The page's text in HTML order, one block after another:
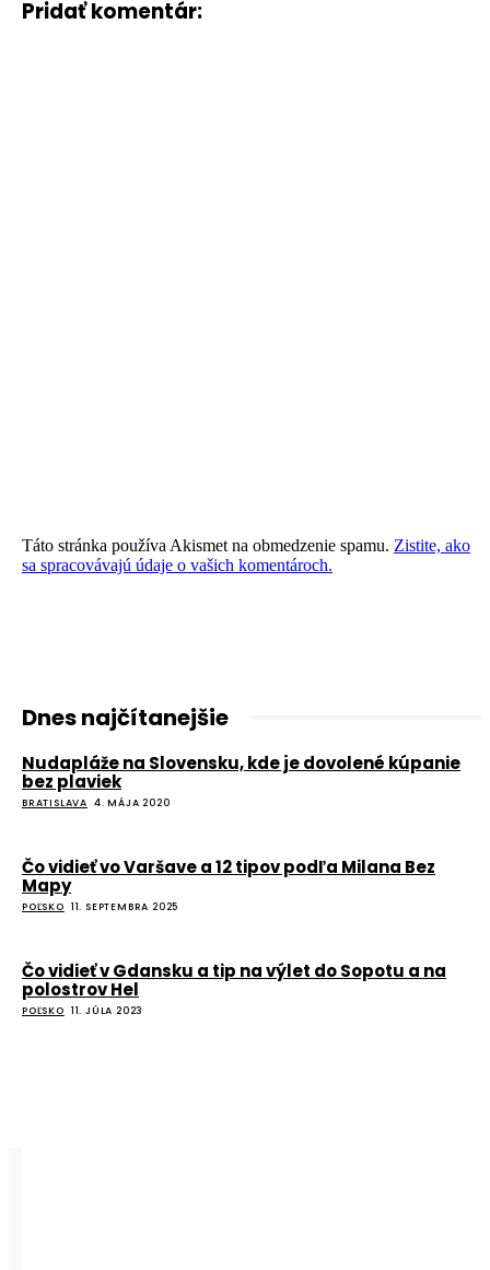
Pridať komentár:
Táto stránka používa Akismet na obmedzenie spamu. Zistite, ako
sa spracovávajú údaje o vašich komentároch.
Dnes najčítanejšie
Nudapláže na Slovensku, kde je dovolené kúpanie
bez plaviek
BRATISLAVA 4. MÁJA 2020
Čo vidieť vo Varšave a 12 tipov podľa Milana Bez
Mapy
POĽSKO 11. SEPTEMBRA 2025
Čo vidieť v Gdansku a tip na výlet do Sopotu a na
polostrov Hel
POĽSKO 11. JÚLA 2023